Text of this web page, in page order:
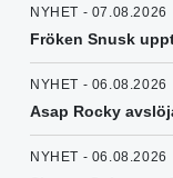
NYHET - 07.08.2026
Fröken Snusk
NYHET - 06.08.2026
Asap Rocky
NYHET - 06.08.2026